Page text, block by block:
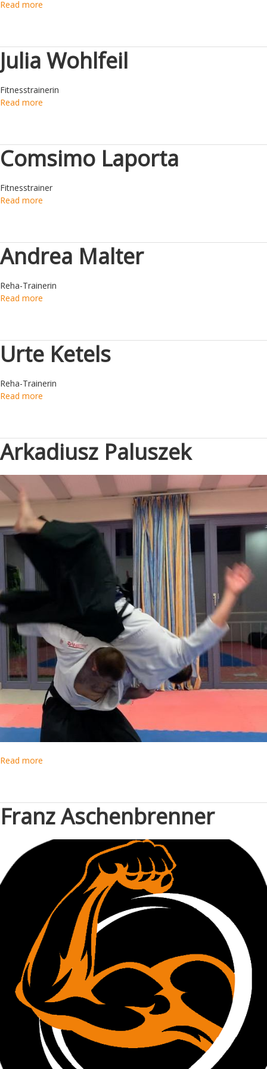
Verein
Read more
Julia Wohlfeil
Fitnesstrainerin
Read more
Comsimo Laporta
Fitnesstrainer
Read more
Andrea Malter
Reha-Trainerin
Read more
Urte Ketels
Reha-Trainerin
Read more
Arkadiusz Paluszek
Read more
Franz Aschenbrenner